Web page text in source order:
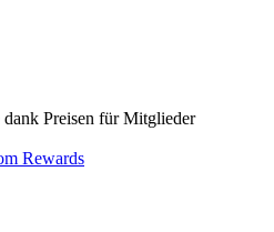
dank Preisen für Mitglieder
Rewards